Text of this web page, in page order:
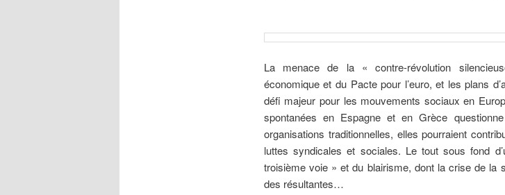
La menace de la « contre-révolution
économique et du Pacte pour l’euro, et les plans
défi majeur pour les mouvements sociaux en
spontanées en Espagne et en Grèce
organisations traditionnelles, elles pourraient
luttes syndicales et sociales. Le tout sous fond
troisième voie » et du blairisme, dont la crise de la
des résultantes…